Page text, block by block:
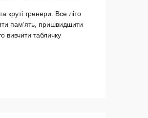
круті тренери. Все літо
пам‘ять, пришвидшити
вивчити табличку